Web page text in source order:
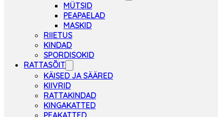
MÜTSID
PEAPAELAD
MASKID
RIIETUS
KINDAD
SPORDISOKID
RATTASÕIT
KÄISED JA SÄÄRED
KIIVRID
RATTAKINDAD
KINGAKATTED
PEAKATTED